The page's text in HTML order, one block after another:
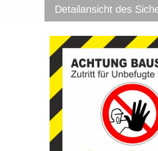
Detailansicht des